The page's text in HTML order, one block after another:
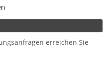
erreichen Sie